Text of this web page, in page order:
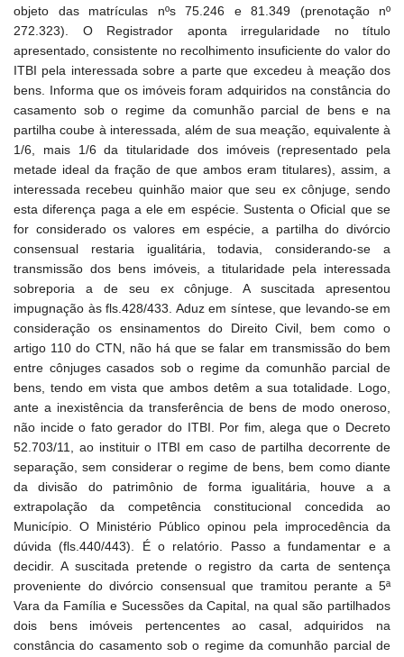
objeto das matrículas nºs 75.246 e 81.349 (prenotação nº
272.323). O Registrador aponta irregularidade no título
apresentado, consistente no recolhimento insuficiente do valor do
ITBI pela interessada sobre a parte que excedeu à meação dos
bens. Informa que os imóveis foram adquiridos na constância do
casamento sob o regime da comunhão parcial de bens e na
partilha coube à interessada, além de sua meação, equivalente à
1/6, mais 1/6 da titularidade dos imóveis (representado pela
metade ideal da fração de que ambos eram titulares), assim, a
interessada recebeu quinhão maior que seu ex cônjuge, sendo
esta diferença paga a ele em espécie. Sustenta o Oficial que se
for considerado os valores em espécie, a partilha do divórcio
consensual restaria igualitária, todavia, considerando-se a
transmissão dos bens imóveis, a titularidade pela interessada
sobreporia a de seu ex cônjuge. A suscitada apresentou
impugnação às fls.428/433. Aduz em síntese, que levando-se em
consideração os ensinamentos do Direito Civil, bem como o
artigo 110 do CTN, não há que se falar em transmissão do bem
entre cônjuges casados sob o regime da comunhão parcial de
bens, tendo em vista que ambos detêm a sua totalidade. Logo,
ante a inexistência da transferência de bens de modo oneroso,
não incide o fato gerador do ITBI. Por fim, alega que o Decreto
52.703/11, ao instituir o ITBI em caso de partilha decorrente de
separação, sem considerar o regime de bens, bem como diante
da divisão do patrimônio de forma igualitária, houve a a
extrapolação da competência constitucional concedida ao
Município. O Ministério Público opinou pela improcedência da
dúvida (fls.440/443). É o relatório. Passo a fundamentar e a
decidir. A suscitada pretende o registro da carta de sentença
proveniente do divórcio consensual que tramitou perante a 5ª
Vara da Família e Sucessões da Capital, na qual são partilhados
dois bens imóveis pertencentes ao casal, adquiridos na
constância do casamento sob o regime da comunhão parcial de